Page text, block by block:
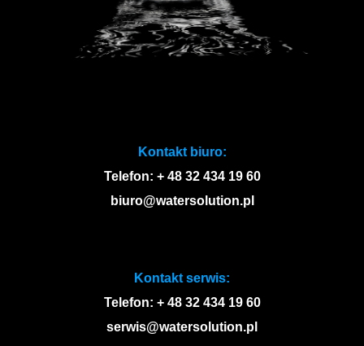
Kontakt biuro:
Telefon: + 48 32 434 19 60
biuro@watersolution.pl
Kontakt serwis:
Telefon: + 48 32 434 19 60
serwis@watersolution.pl